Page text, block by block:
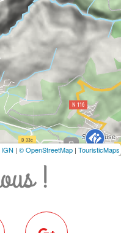
| © OpenStreetMap | TouristicMaps
!